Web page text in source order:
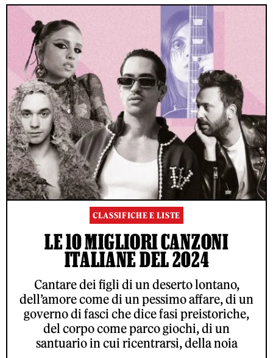
CLASSIFICHE E LISTE
LE 10 MIGLIORI CANZONI
ITALIANE DEL 2024
Cantare dei figli di un deserto lontano,
dell’amore come di un pessimo affare, di un
governo di fasci che dice fasi preistoriche,
del corpo come parco giochi, di un
santuario in cui ricentrarsi, della noia